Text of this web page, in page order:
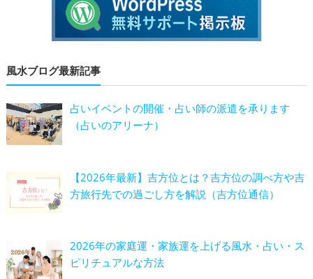
風水ブログ最新記事
占いイベントの開催・占い師の派遣を承ります
（占いのアリーナ）
【2026年最新】吉方位とは？吉方位の調べ方や吉
方旅行先での過ごし方を解説（吉方位通信）
2026年の家庭運・家族運を上げる風水・占い・ス
ピリチュアルな方法